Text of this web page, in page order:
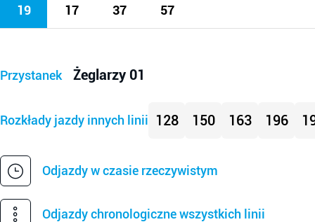
19 17 37 57
Przystanek Żeglarzy 01
Rozkłady jazdy innych linii 128 150 163 196
Odjazdy w czasie rzeczywistym
Odjazdy chronologiczne wszystkich linii